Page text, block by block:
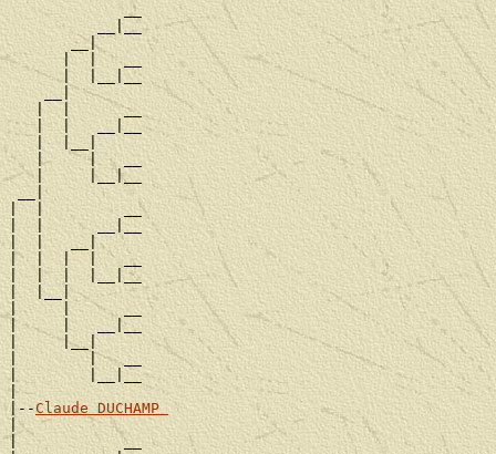
             __
          __|__
       __|
      |  |   __
      |  |__|__
    __|
   |  |      __
   |  |   __|__
   |  |__|
   |     |   __
   |     |__|__
__|
|  |         __
|  |      __|__
|  |   __|
|  |  |  |   __
|  |  |  |__|__
|  |__|
|     |      __
|     |   __|__
|     |__|
|        |   __
|        |__|__
|
|-- Claude DUCHAMP
|
|            __